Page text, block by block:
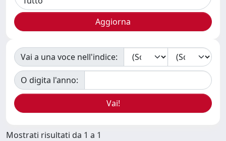
Vai a una voce nell'indice:
O digita l'anno:
Mostrati risultati da 1 a 1